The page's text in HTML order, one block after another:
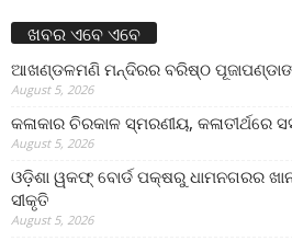
ଖବର ଏବେ ଏବେ
ଆଖଣ୍ଡଳମଣି ମନ୍ଦିରର ବରିଷ୍ଠ
August 5, 2026
କଳାକାର ଚିରକାଳ ସ୍ମରଣୀୟ, କଳାତୀର୍ଥରେ
August 5, 2026
ଓଡ଼ିଶା ୱକଫ୍ ବୋର୍ଡ ପକ୍ଷରୁ ଧାମନଗରର
ସୀକୃତି
August 5, 2026